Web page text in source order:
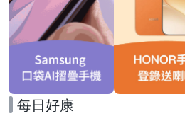
每日好康